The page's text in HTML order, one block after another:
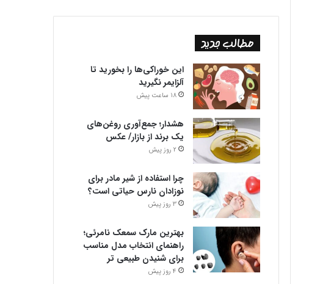
مطالب جدید
این خوراکی‌ها را بخورید تا
آلزایمر نگیرید
18 ساعت پیش
هشدار؛ جمع‌آوری روغن‌های
یک برند از بازار/ عکس
2 روز پیش
چرا استفاده از شیر مادر برای
نوزادان نارس حیاتی است؟
3 روز پیش
بهترین مارک سمعک نامرئی؛
راهنمای انتخاب مدل مناسب
برای شنیدن طبیعی تر
4 روز پیش